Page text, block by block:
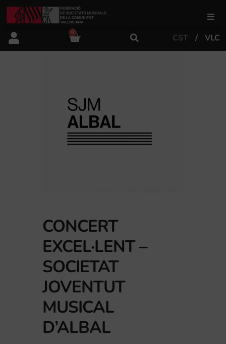
FSMCV
Àrea educativa
Àrea Artística
0
CST VLC
CONCERT
EXCEL·LENT –
SOCIETAT
JOVENTUT
MUSICAL
D’ALBAL